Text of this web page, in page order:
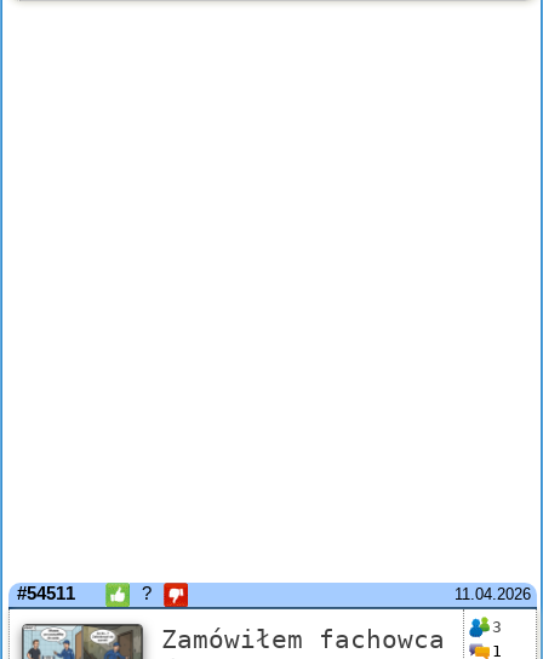
11.04.2026
#54511 ?
3
1
Zamówiłem fachowca